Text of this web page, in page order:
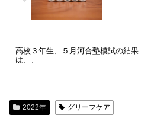
高校３年生、５月河合塾模試の結果
は、、
2022年 グリーフケア